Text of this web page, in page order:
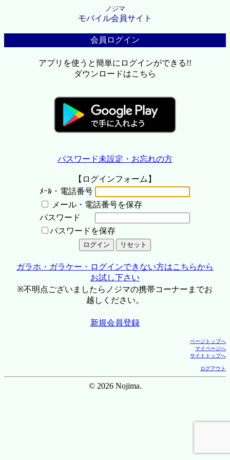
ノジマ
モバイル会員サイト
会員ログイン
アプリを使うと簡単にログインができる!!
ダウンロードはこちら
パスワード未設定・お忘れの方
【ログインフォーム】
ﾒｰﾙ・電話番号
メール・電話番号を保存
パスワード
パスワードを保存
ガラホ・ガラケー・ログインできない方はこちらから
お試し下さい
※不明点ございましたらノジマの携帯コーナーまでお
越しください。
新規会員登録
ページトップへ
マイページへ
サイトトップへ
ログアウト
© 2026 Nojima.